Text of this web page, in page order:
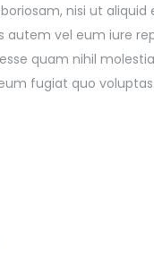
nisi ut
autem vel eum iure
quam nihil
fugiat quo voluptas.